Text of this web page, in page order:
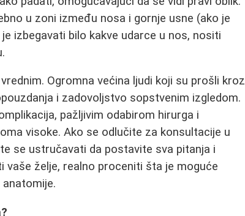
u zoni između nosa i gornje usne (ako je
izbegavati bilo kakve udarce u nos, nositi
Ogromna većina ljudi koji su prošli kroz
i zadovoljstvo sopstvenim izgledom.
pažljivim odabirom hirurga i
visoke. Ako se odlučite za konsultacije u
se ustručavati da postavite sva pitanja i
želje, realno proceniti šta je moguće